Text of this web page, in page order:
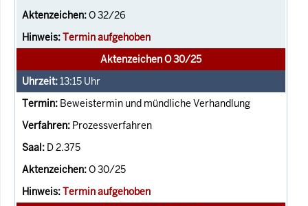
O 32/26
Termin aufgehoben
Aktenzeichen O 30/25
13:15 Uhr
Beweistermin und mündliche Verhandlung
Prozessverfahren
D 2.375
O 30/25
Termin aufgehoben